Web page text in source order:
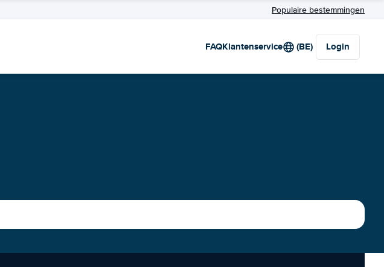
Populaire bestemmingen
FAQKlantenservice (BE) Login